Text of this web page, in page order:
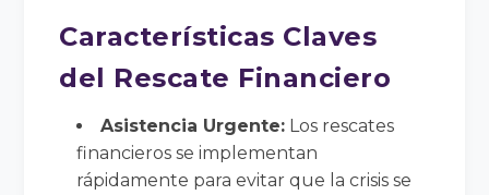
Características Claves
del Rescate Financiero
Asistencia Urgente: Los rescates
financieros se implementan
rápidamente para evitar que la crisis se